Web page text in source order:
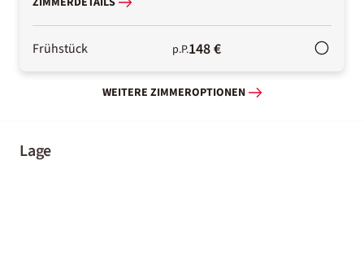
Frühstück p.P.148 €
WEITERE ZIMMEROPTIONEN
Lage